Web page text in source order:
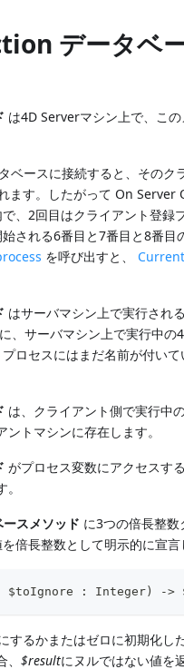
データベ
は4D Serverマシン上で、こ
ースに接続すると、そのク
ます。したがって On
、2回目はクライアント登
される6番目と7番目と8番目
を呼び出すと、
はサーバマシン上で実行され
、サーバマシン上で実行中
ロセスにはまだ名前が付いて
は、クライアント側で実行中
トマシンに存在します。
がプロセス変数にアクセスす
スメソッド に3つの倍長整
倍長整数として明示的に宣
$toIgnore : Integer) -
するかまたはゼロに初期化
、$resultにヌルではない値を